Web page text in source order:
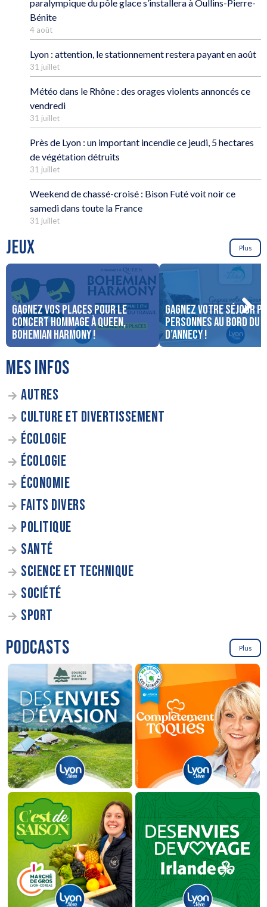
paralympique du pôle glace s’installera à Oullins-Pierre-
Bénite
4 août
Lyon : attention, le stationnement restera payant en août
31 juillet
Météo dans le Rhône : des orages violents annoncés ce
vendredi
31 juillet
Près de Lyon : un important incendie ce jeudi, 5 hectares
de végétation détruits
31 juillet
Weekend de chassé-croisé : Bison Futé voit noir ce
samedi dans toute la France
31 juillet
JEUX Plus
Gagnez vos places pour le
concert Hommage à Queen,
Bohemian Harmony !
Gagnez votre séjour
personnes au bord du
d’Annecy !
MES INFOS
AUTRES
CULTURE ET DIVERTISSEMENT
ÉCOLOGIE
ÉCOLOGIE
ÉCONOMIE
FAITS DIVERS
POLITIQUE
SANTÉ
SCIENCE ET TECHNIQUE
SOCIÉTÉ
SPORT
PODCASTS Plus